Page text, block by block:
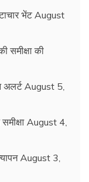
भेंट August
समीक्षा की
अलर्ट August 5,
August 4,
August 3,